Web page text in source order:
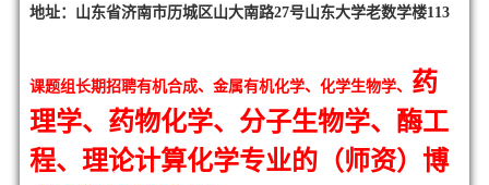
地址：山东省济南市历城区山大南路27号山东大学老数学楼113
课题组长期招聘有机合成、金属有机化学、化学生物学、 药
理学、 药物化学、分子生物学、酶工
程、理论计算化学专业的（师资）博